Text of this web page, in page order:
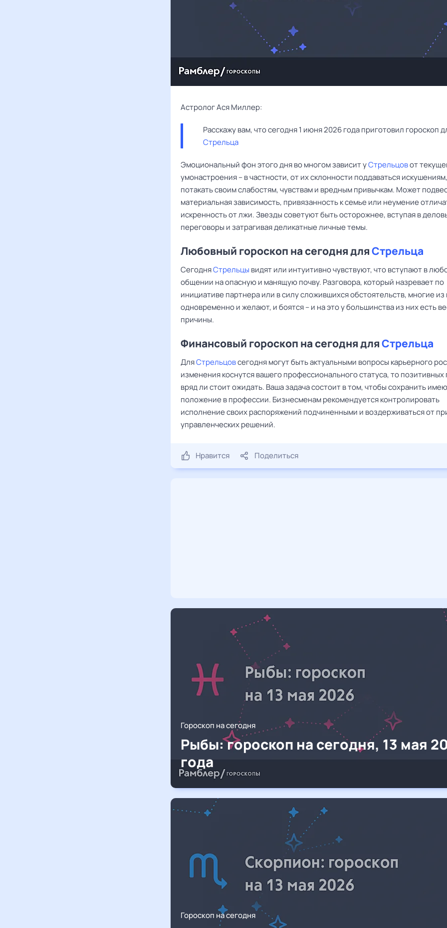
Астролог Ася Миллер:
Стрельца
Эмоциональный фон этого дня во многом зависит уСтрельцовот
умонастроения – в частности, от их склонности поддаваться искушениям,
потакать своим слабостям, чувствам и вредным привычкам. Может
материальная зависимость, привязанность к семье или неумение
искренность от лжи. Звезды советуют быть осторожнее, вступая в
переговоры и затрагивая деликатные личные темы.
Любовный гороскоп на сегодня дляСтрельца
СегодняСтрельцы видят или интуитивно чувствуют, что вступают в
общении на опасную и манящую почву. Разговора, который назревает по
инициативе партнера или в силу сложившихся обстоятельств, многие из
одновременно и желают, и боятся – и на это у большинства из них есть
причины.
Финансовый гороскоп на сегодня дляСтрельца
ДляСтрельцовсегодня могут быть актуальными вопросы карьерного
изменения коснутся вашего профессионального статуса, то
вряд ли стоит ожидать. Ваша задача состоит в том, чтобы сохранить
положение в профессии. Бизнесменам рекомендуется контролировать
исполнение своих распоряжений подчиненными и воздерживаться от
управленческих решений.
Нравится Поделиться
Гороскоп на сегодня
Рыбы: гороскоп на сегодня, 13 мая
года
Гороскоп на сегодня